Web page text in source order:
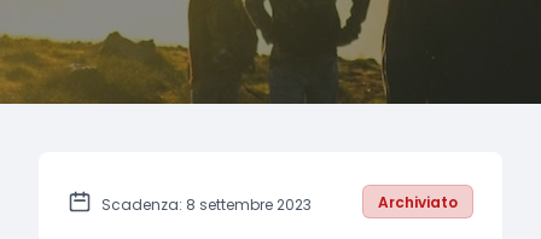
Scadenza: 8 settembre 2023 Archiviato